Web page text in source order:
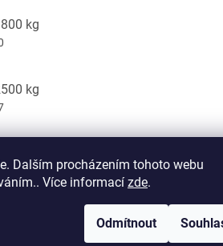
Dalším procházením tohoto webu
Více informací zde.
Odmítnout
kg
kg
kg